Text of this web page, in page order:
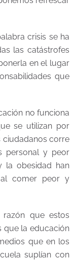
crisis se ha
las catástrofes
en el lugar
que
no funciona
se utilizan por
ciudadanos corre
personal y peor
la obesidad han
comer peor y
razón que estos
que la educación
que en los
suplían con